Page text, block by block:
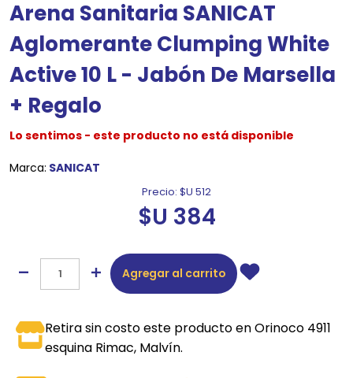
Arena Sanitaria SANICAT
Aglomerante Clumping White
Active 10 L - Jabón De Marsella
+ Regalo
Lo sentimos - este producto no está disponible
Marca: SANICAT
Precio: $U 512
$U 384
Agregar al carrito
Retira sin costo este producto en Orinoco 4911
esquina Rimac, Malvín.